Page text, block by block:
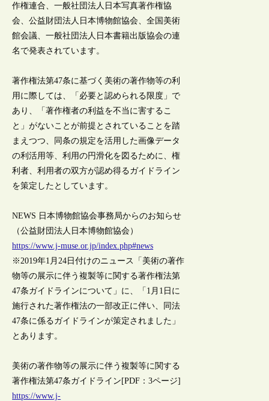
作権連合、一般社団法人日本写真著作権協
会、公益財団法人日本博物館協会、全国美術
館会議、一般社団法人日本書籍出版協会の連
名で発表されています。
著作権法第47条に基づく美術の著作物等の利
用に際しては、「必要と認められる限度」で
あり、「著作権者の利益を不当に害するこ
と」がないことが前提とされていることを踏
まえつつ、同条の規定を活用した画像データ
の利活用等、利用の円滑化を図るために、権
利者、利用者の双方が認め得るガイドライン
を策定したとしています。
NEWS 日本博物館協会事務局からのお知らせ
（公益財団法人日本博物館協会）
https://www.j-muse.or.jp/index.php#news
※2019年1月24日付けのニュース「美術の著作
物等の展示に伴う複製等に関する著作権法第
47条ガイドラインについて」に、「1月1日に
施行された著作権法の一部改正に伴い、同法
47条に係るガイドラインが策定されました」
とあります。
美術の著作物等の展示に伴う複製等に関する
著作権法第47条ガイドライン[PDF：3ページ]
https://www.j-